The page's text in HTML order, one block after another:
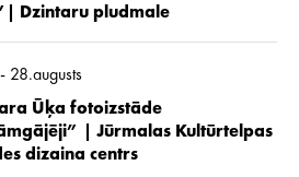
Dzintaru pludmale
28.augusts
Ūķa fotoizstāde
| Jūrmalas Kultūrtelpas
dizaina centrs